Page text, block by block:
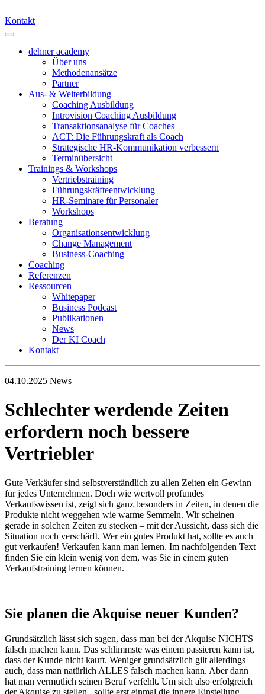
Kontakt
dehner academy
Über uns
Methodenansätze
Partner
Aus- & Weiterbildung
Coaching Ausbildung
Introvision Coaching Ausbildung
Transaktionsanalyse für Coaches
ACT: Die Führungskraft als Coach
Strategische HR-Kommunikation verbessern
Terminübersicht
Trainings & Workshops
Vertriebstraining
Führungskräfteentwicklung
HR-Seminare für Personaler
Workshops
Beratung
Organisationsentwicklung
Change Management
Business-Coaching
Coaching
Referenzen
Ressourcen
Whitepaper
Business Podcast
Publikationen
News
Der KI Coach
Kontakt
04.10.2025 News
Schlechter werdende Zeiten
erfordern noch bessere
Vertriebler
Gute Verkäufer sind selbstverständlich zu allen Zeiten ein Gewinn
für jedes Unternehmen. Doch wie wertvoll profundes
Verkaufswissen ist, zeigt sich ganz besonders in Zeiten, in denen die
Produkte nicht weggehen wie warme Semmeln. Wir scheinen
gerade in solchen Zeiten zu stecken – mit der Aussicht, dass sich die
Situation noch verschärft. Wer ein gutes Produkt hat, sollte es auch
gut verkaufen! Verkaufen kann man lernen. Im nachfolgenden Text
finden Sie ein klein wenig von dem, was Sie in einem guten
Verkaufstraining lernen können.
Sie planen die Akquise neuer Kunden?
Grundsätzlich lässt sich sagen, dass man bei der Akquise NICHTS
falsch machen kann. Das schlimmste was einem passieren kann ist,
dass der Kunde nicht kauft. Weniger grundsätzlich gilt allerdings
auch, dass man natürlich ALLES falsch machen kann. Aber dann
hat man vermutlich seinen Beruf verfehlt. Um sich also erfolgreich
der Akquise zu stellen, sollte erst einmal die innere Einstellung